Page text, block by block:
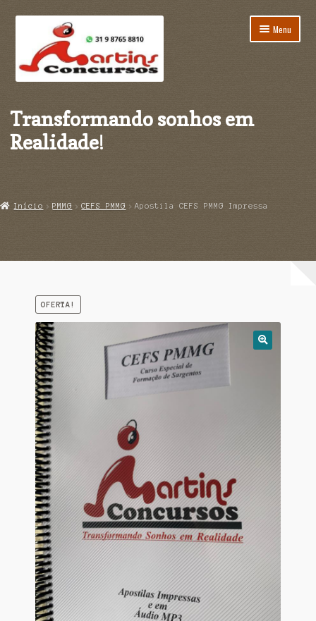
navegação
conteúdo
Menu
Carrinho
Transformando sonhos em
Realidade!
Início PMMG CEFS PMMG Apostila CEFS PMMG Impressa
OFERTA!